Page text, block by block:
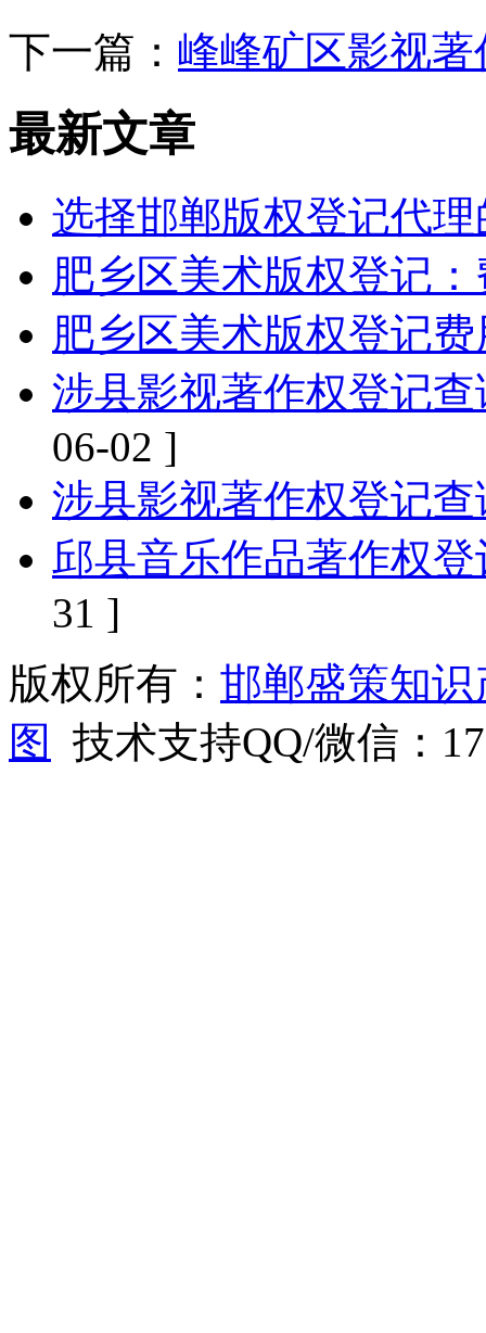
下一篇： 峰峰矿区影视
最新文章
选择邯郸版权登记代
肥乡区美术版权登记
肥乡区美术版权登记
涉县影视著作权登记
06-02 ]
涉县影视著作权登记
邱县音乐作品著作权
31 ]
版权所有： 邯郸盛策知
图
技术支持QQ/微信：